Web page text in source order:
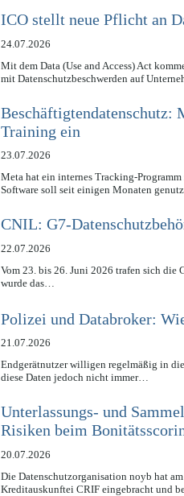
ICO stellt neue Pflicht an
24.07.2026
Mit dem Data (Use and Access) Act
mit Datenschutzbeschwerden auf
Training ein
23.07.2026
Meta hat ein internes Tracking-
Software soll seit einigen Monaten
CNIL: G7-
22.07.2026
Vom 23. bis 26. Juni 2026 trafen sich die
wurde das…
Polizei und Databroker:
21.07.2026
Endgerätnutzer willigen regelmäßig in
diese Daten jedoch nicht immer…
Unterlassungs- und
Risiken beim
20.07.2026
Die Datenschutzorganisation noyb hat
Kreditauskunftei CRIF eingebracht und